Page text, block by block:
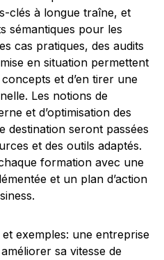
clés à longue traîne, et
sémantiques pour les
cas pratiques, des audits
en situation permettent
et d’en tirer une
Les notions de
et d’optimisation des
destination seront passées
et des outils adaptés.
formation avec une
et un plan d’action
exemples: une entreprise
sa vitesse de